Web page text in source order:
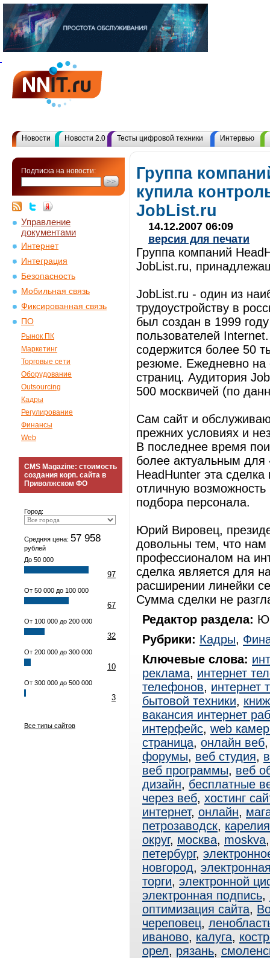
Новости Новости 2.0 Тесты цифровой техники Интервью
Подписка на новости:
Управление
документами
Интернет
Интеграция
Безопасность
Мобильная связь
Фиксированная связь
ПО
Рынок ПК
Маркетинг
Торговые сети
Оборудование
Outsourcing
Кадры
Регулирование
Финансы
Web
CMS Magazine: стоимость
создания корп. сайта в
Приволжском ФО
Город:
Средняя цена: 57 958
рублей
До 50 000
97
От 50 000 до 100 000
67
От 100 000 до 200 000
32
От 200 000 до 300 000
10
От 300 000 до 500 000
3
Все типы сайтов
Группа
купила
JobList.ru
14.12.2007 06:09
версия для печати
Группа компаний
JobList.ru,
JobList.ru - один из
трудоустройству в
был создан в 1999
пользователей
содержится более 50
резюме. Ежедневно на
страниц. Аудитория
500 москвичей (по
Сам сайт и
прежних условиях и
В последнее время
более актуальным для
HeadHunter эта
отличную
подбора персонала.
Юрий Вировец,
довольны тем, что нам
профессионалом на
сделка является для
расширении линейки
Сумма сделки не
Редактор раздела:
Рубрики: Кадры,
Ключевые слова:
реклама, интернет
телефонов, интернет
бытовой техники,
вакансия интернет
интерфейс, web
страница, онлайн веб
форумы, веб студия,
веб программы, веб
дизайн, бесплатные
через веб, хостинг
интернет, онлайн,
петрозаводск, карелия
округ, москва, moskva
петербург,
новгород,
торги, электронной
электронная подпись,
оптимизация сайта,
череповец,
иваново, калуга,
орел, рязань,